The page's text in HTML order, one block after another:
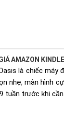
AMAZON
là chiếc
nhẹ, màn hình
tuần trước khi